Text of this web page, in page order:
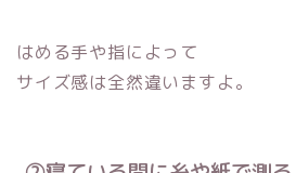
はめる手や指によって
サイズ感は全然違いますよ。